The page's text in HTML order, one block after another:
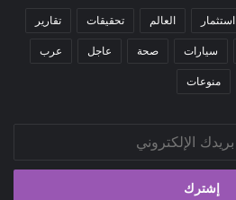
استثمار العالم تحقيقات تقارير
سيارات صحة عاجل عرب
منوعات